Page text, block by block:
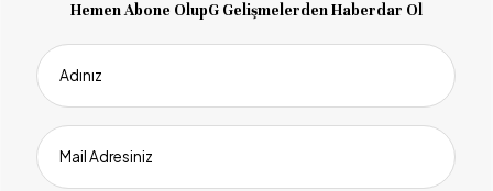
Hemen Abone OlupG Gelişmelerden Haberdar Ol
Adınız
Mail Adresiniz